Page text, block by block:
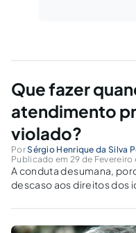
Que fazer
atendimento
violado?
PorSérgio Henrique da Silva
Publicado em 29 de Fevereiro
A conduta desumana,
descaso aos direitos dos
social baixa", muito
melanina na pelé. O mal